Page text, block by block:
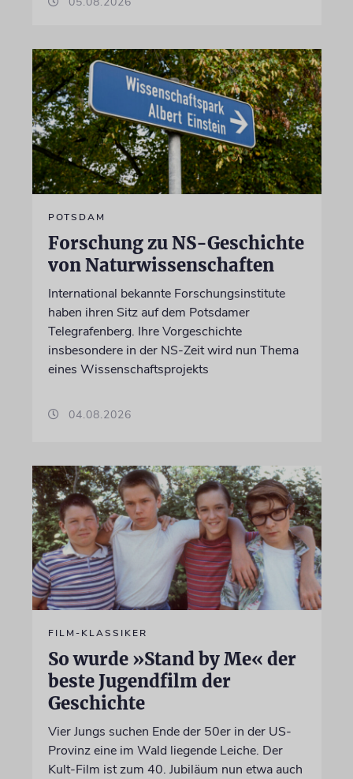
POTSDAM
Forschung zu NS-Geschichte
von Naturwissenschaften
International bekannte Forschungsinstitute
haben ihren Sitz auf dem Potsdamer
Telegrafenberg. Ihre Vorgeschichte
insbesondere in der NS-Zeit wird nun Thema
eines Wissenschaftsprojekts
04.08.2026
FILM-KLASSIKER
So wurde »Stand by Me« der
beste Jugendfilm der
Geschichte
Vier Jungs suchen Ende der 50er in der US-
Provinz eine im Wald liegende Leiche. Der
Kult-Film ist zum 40. Jubiläum nun etwa auch